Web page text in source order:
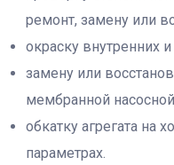
ремонт, замену или
окраску внутренних
замену или
мембранной
обкатку агрегата на
параметрах.